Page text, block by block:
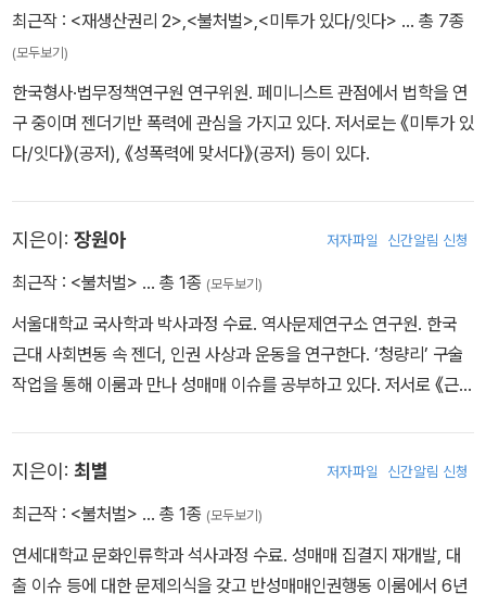
최근작 : <재생산권리 2>,<불처벌>,<미투가 있다/잇다> … 총 7종
(모두보기)
한국형사·법무정책연구원 연구위원. 페미니스트 관점에서 법학을 연
구 중이며 젠더기반 폭력에 관심을 가지고 있다. 저서로는 《미투가 있
다/잇다》(공저), 《성폭력에 맞서다》(공저) 등이 있다.
지은이: 장원아 저자파일 신간알림 신청
최근작 : <불처벌> … 총 1종 (모두보기)
서울대학교 국사학과 박사과정 수료. 역사문제연구소 연구원. 한국
근대 사회변동 속 젠더, 인권 사상과 운동을 연구한다. ‘청량리’ 구술
작업을 통해 이룸과 만나 성매매 이슈를 공부하고 있다. 저서로 《근현
지은이: 최별 저자파일 신간알림 신청
최근작 : <불처벌> … 총 1종 (모두보기)
연세대학교 문화인류학과 석사과정 수료. 성매매 집결지 재개발, 대
출 이슈 등에 대한 문제의식을 갖고 반성매매인권행동 이룸에서 6년